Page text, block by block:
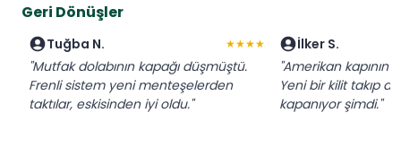
Geri Dönüşler
Tuğba N. ★★★★
"Mutfak dolabının kapağı düşmüştü.
Frenli sistem yeni menteşelerden
taktılar, eskisinden iyi oldu."
İlker S.
"Amerikan kapının
Yeni bir kilit takıp
kapanıyor şimdi."